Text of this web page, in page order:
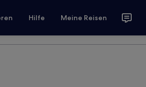
Hilfe Meine Reisen